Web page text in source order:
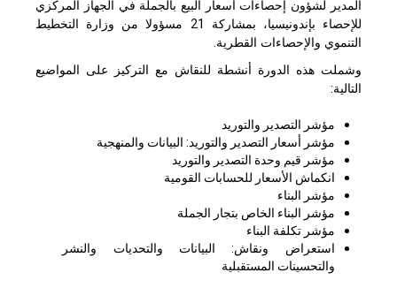
المدير لشؤون إحصاءات أسعار البيع بالجملة في الجهاز المركزي
للإحصاء بإندونيسيا، بمشاركة 21 مسؤولا من وزارة التخطيط
التنموي والإحصاءات القطرية.
وشملت هذه الدورة أنشطة للنقاش مع التركيز على المواضيع
التالية:
مؤشر التصدير والتوريد
مؤشر أسعار التصدير والتوريد: البيانات والمنهجية
مؤشر قيم وحدة التصدير والتوريد
انكماش الأسعار للحسابات القومية
مؤشر البناء
مؤشر البناء الخاص بتجار الجملة
مؤشر تكلفة البناء
استعراض ونقاش: البيانات والتحديات والنشر
والتحسينات المستقبلية